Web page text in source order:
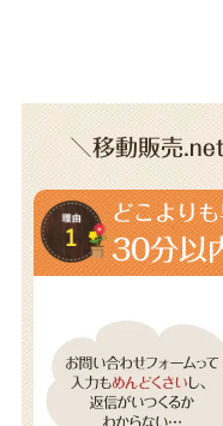
＼移動販売
どこより
30分以